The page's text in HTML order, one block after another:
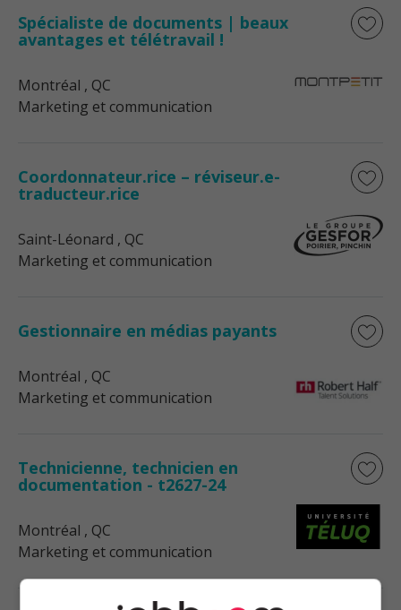
Spécialiste de documents | beaux
avantages et télétravail !
Montréal , QC
Marketing et communication
Coordonnateur.rice – réviseur.e-
traducteur.rice
Saint-Léonard , QC
Marketing et communication
Gestionnaire en médias payants
Montréal , QC
Marketing et communication
Technicienne, technicien en
documentation - t2627-24
Montréal , QC
Marketing et communication